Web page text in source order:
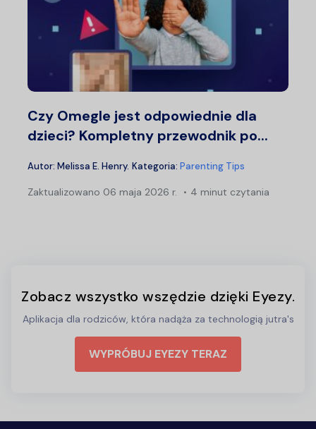
Czy Omegle jest odpowiednie dla
dzieci? Kompletny przewodnik po...
Autor: Melissa E. Henry. Kategoria: Parenting Tips
Zaktualizowano 06 maja 2026 r. 4 minut czytania
Zobacz wszystko wszędzie dzięki Eyezy.
Aplikacja dla rodziców, która nadąża za technologią jutra's
WYPRÓBUJ EYEZY TERAZ